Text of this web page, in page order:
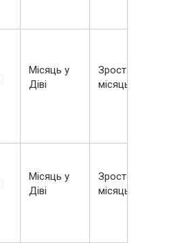
Місяць у
Діві
Зростаючий
місяць
Місяць у
Діві
Зростаючий
місяць